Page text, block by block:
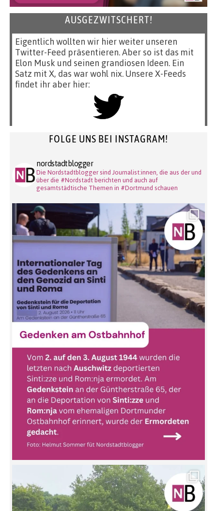
AUSGEZWITSCHERT!
Eigentlich wollten wir hier weiter unseren
Twitter-Feed präsentieren. Aber so ist das mit
Elon Musk und seinen grandiosen Ideen. Ein
Satz mit X, das war wohl nix. Unsere X-Feeds
findet ihr aber hier:
FOLGE UNS BEI INSTAGRAM!
nordstadtblogger
Die Nordstadtblogger sind Journalist:innen, die aus der und
über die #Nordstadt berichten und auch auf
gesamtstädtische Themen in #Dortmund schauen